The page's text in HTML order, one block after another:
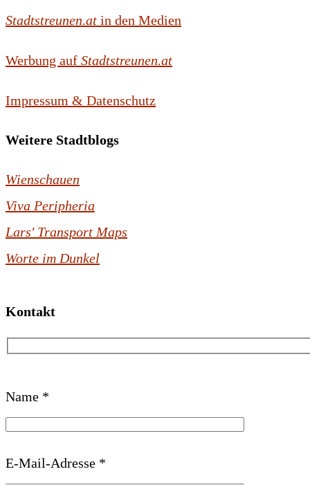
Stadtstreunen.at in den Medien
Werbung auf Stadtstreunen.at
Impressum & Datenschutz
Weitere Stadtblogs
Wienschauen
Viva Peripheria
Lars' Transport Maps
Worte im Dunkel
Kontakt
t
t
Name *
E-Mail-Adresse *